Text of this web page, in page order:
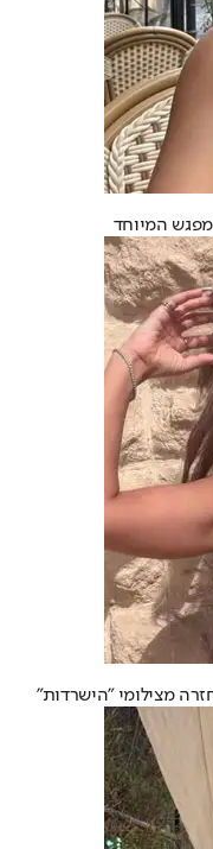
המיוחד
מצילומי "הישרדות"